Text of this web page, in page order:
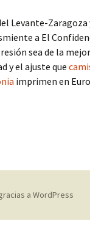
Levante-
a El
sea de la
y el ajuste que
imprimen en
a WordPress